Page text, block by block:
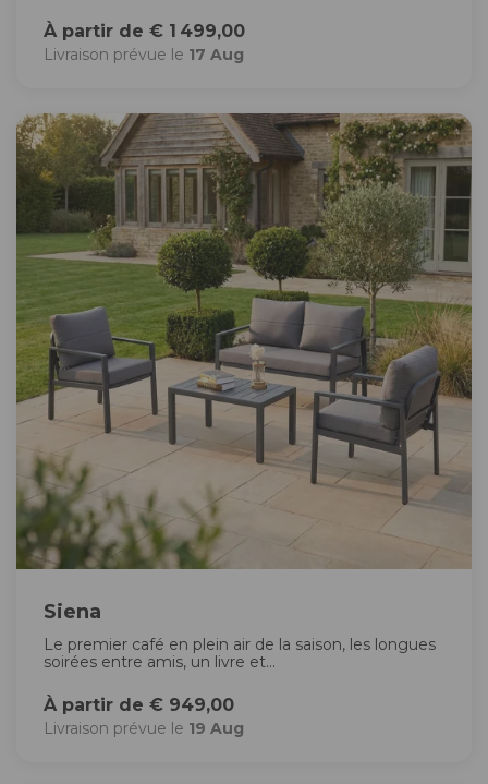
À partir de € 1 499,00
Livraison prévue le 17 Aug
Siena
Le premier café en plein air de la saison, les longues
soirées entre amis, un livre et...
À partir de € 949,00
Livraison prévue le 19 Aug